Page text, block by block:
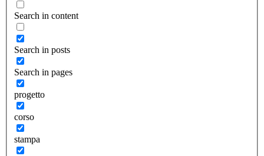
Search in content
Search in posts
Search in pages
progetto
corso
stampa